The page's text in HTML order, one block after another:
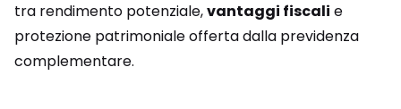
tra rendimento potenziale,vantaggi fiscali e
protezione patrimoniale offerta dalla previdenza
complementare.